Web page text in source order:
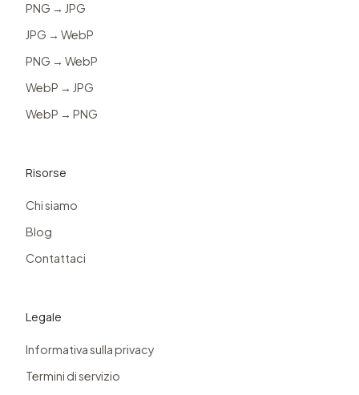
PNG → JPG
JPG → WebP
PNG → WebP
WebP → JPG
WebP → PNG
Risorse
Chi siamo
Blog
Contattaci
Legale
Informativa sulla privacy
Termini di servizio